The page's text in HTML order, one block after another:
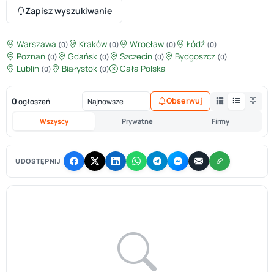
Zapisz wyszukiwanie
Warszawa (0) Kraków (0) Wrocław (0) Łódź (0)
Poznań (0) Gdańsk (0) Szczecin (0) Bydgoszcz (0)
Lublin (0) Białystok (0) Cała Polska
0 ogłoszeń
Wszyscy Prywatne Firmy
Obserwuj
UDOSTĘPNIJ